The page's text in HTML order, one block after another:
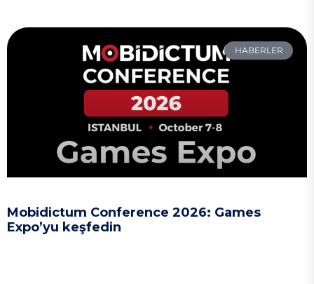
HABERLER
Mobidictum Conference 2026: Games
Expo’yu keşfedin